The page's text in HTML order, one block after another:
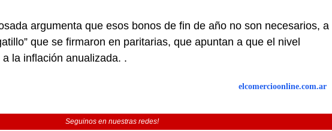
argumenta que esos bonos de fin de año no son necesarios, a
que se firmaron en paritarias, que apuntan a que el nivel
la inflación anualizada. .
elcomercioonline.com.ar
Seguinos en nuestras redes!